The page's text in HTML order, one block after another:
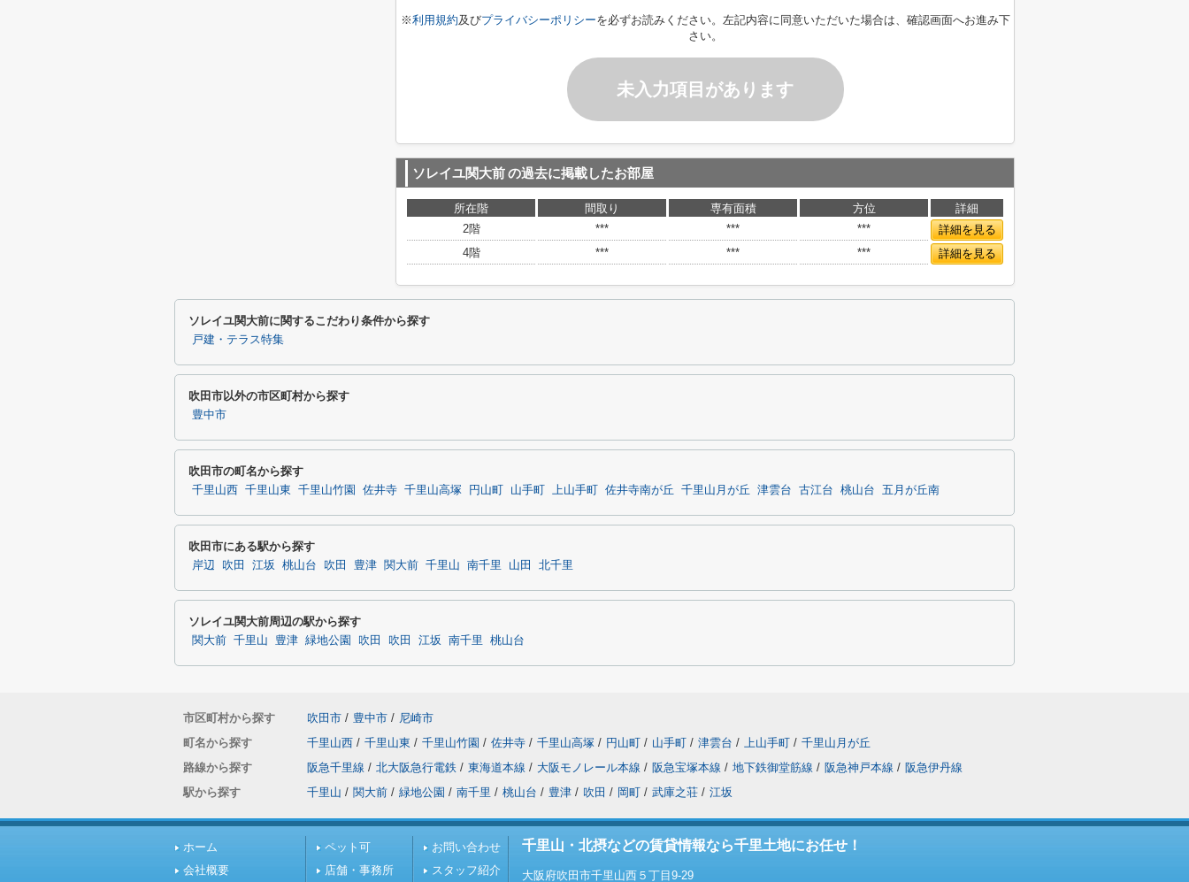
※利用規約及びプライバシーポリシーを必ずお読みください。左記内容に同意いただいた場合は、確認画面へお進み下
さい。
未入力項目があります
ソレイユ関大前の過去に掲載したお部屋
所在階 間取り 専有面積 方位
詳細
2階
*** *** ***
詳細を見る
4階
*** *** *** 詳細を見る
ソレイユ関大前に関するこだわり条件から探す
戸建・テラス特集
吹田市以外の市区町村から探す
豊中市
吹田市の町名から探す
千里山西 千里山東 千里山竹園 佐井寺 千里山高塚 円山町 山手町 上山手町 佐井寺南が丘 千里山月が丘 津雲台 古江台 桃山台 五月が丘南
吹田市にある駅から探す
岸辺 吹田 江坂 桃山台 吹田 豊津 関大前 千里山 南千里 山田 北千里
ソレイユ関大前周辺の駅から探す
関大前 千里山 豊津 緑地公園 吹田 吹田 江坂 南千里 桃山台
市区町村から探す 吹田市 / 豊中市 / 尼崎市
町名から探す
千里山西 / 千里山東 / 千里山竹園 / 佐井寺 / 千里山高塚 / 円山町 / 山手町 / 津雲台 / 上山手町 / 千里山月が丘
路線から探す
阪急千里線 / 北大阪急行電鉄 / 東海道本線 / 大阪モノレール本線 / 阪急宝塚本線 / 地下鉄御堂筋線 / 阪急神戸本線 / 阪急伊丹線
駅から探す
千里山 / 関大前 / 緑地公園 / 南千里 / 桃山台 / 豊津 / 吹田 / 岡町 / 武庫之荘 / 江坂
ホーム
会社概要
ペット可
店舗・事務所
お問い合わせ
スタッフ紹介
千里山・北摂などの賃貸情報なら千里土地にお任せ！
大阪府吹田市千里山西５丁目9-29